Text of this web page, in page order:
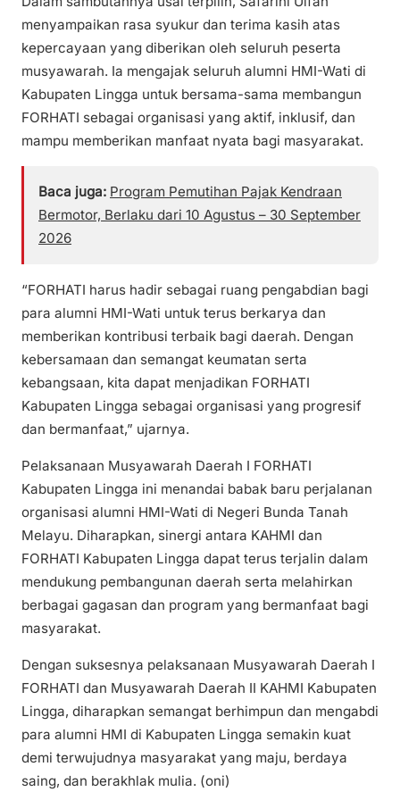
menyampaikan rasa syukur dan terima kasih atas
kepercayaan yang diberikan oleh seluruh peserta
musyawarah. Ia mengajak seluruh alumni HMI-Wati di
Kabupaten Lingga untuk bersama-sama membangun
FORHATI sebagai organisasi yang aktif, inklusif, dan
mampu memberikan manfaat nyata bagi masyarakat.
Baca juga: Program Pemutihan Pajak Kendraan
Bermotor, Berlaku dari 10 Agustus – 30 September
2026
“FORHATI harus hadir sebagai ruang pengabdian bagi
para alumni HMI-Wati untuk terus berkarya dan
memberikan kontribusi terbaik bagi daerah. Dengan
kebersamaan dan semangat keumatan serta
kebangsaan, kita dapat menjadikan FORHATI
Kabupaten Lingga sebagai organisasi yang progresif
dan bermanfaat,” ujarnya.
Pelaksanaan Musyawarah Daerah I FORHATI
Kabupaten Lingga ini menandai babak baru perjalanan
organisasi alumni HMI-Wati di Negeri Bunda Tanah
Melayu. Diharapkan, sinergi antara KAHMI dan
FORHATI Kabupaten Lingga dapat terus terjalin dalam
mendukung pembangunan daerah serta melahirkan
berbagai gagasan dan program yang bermanfaat bagi
masyarakat.
Dengan suksesnya pelaksanaan Musyawarah Daerah I
FORHATI dan Musyawarah Daerah II KAHMI Kabupaten
Lingga, diharapkan semangat berhimpun dan mengabdi
para alumni HMI di Kabupaten Lingga semakin kuat
demi terwujudnya masyarakat yang maju, berdaya
saing, dan berakhlak mulia. (oni)